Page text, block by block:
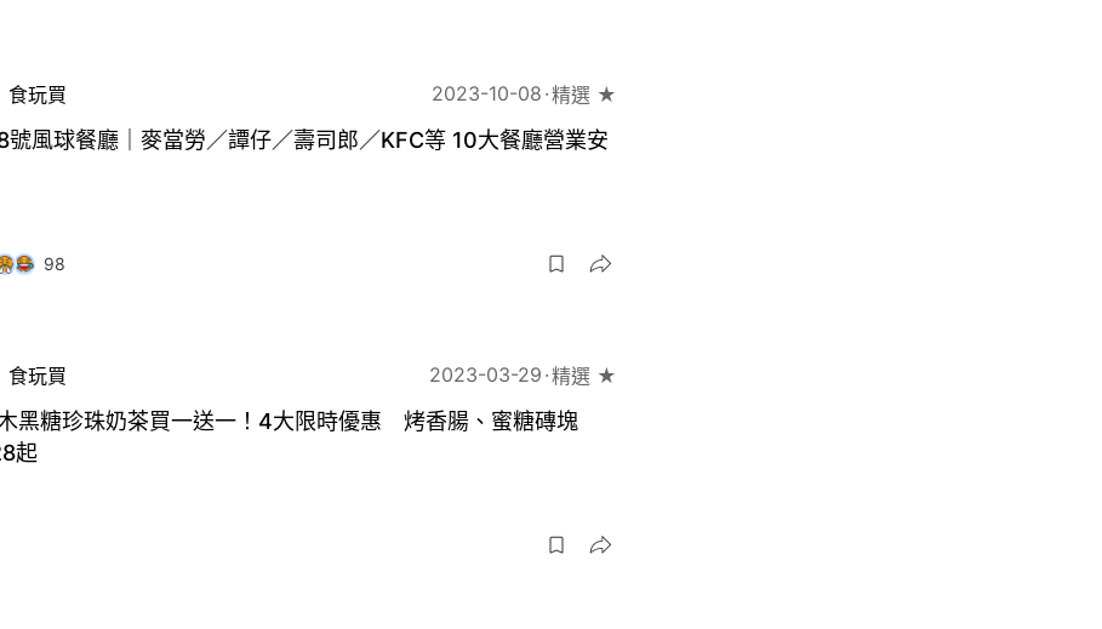
食玩買 2023-10-08 精選 ★
號風球餐廳｜麥當勞／譚仔／壽司郎／KFC等 10大餐廳營業安
98
食玩買 2023-03-29 精選 ★
黑糖珍珠奶茶買一送一！4大限時優惠 烤香腸、蜜糖磚塊
起